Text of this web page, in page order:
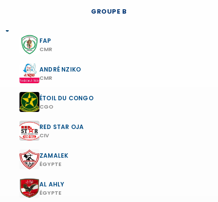
GROUPE B
FAP
CMR
ANDRÉ NZIKO
CMR
ÉTOIL DU CONGO
CGO
RED STAR OJA
CIV
ZAMALEK
ÉGYPTE
AL AHLY
ÉGYPTE